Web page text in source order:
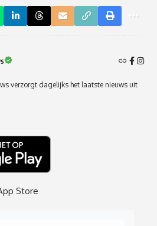
verzorgt dagelijks het laatste nieuws uit